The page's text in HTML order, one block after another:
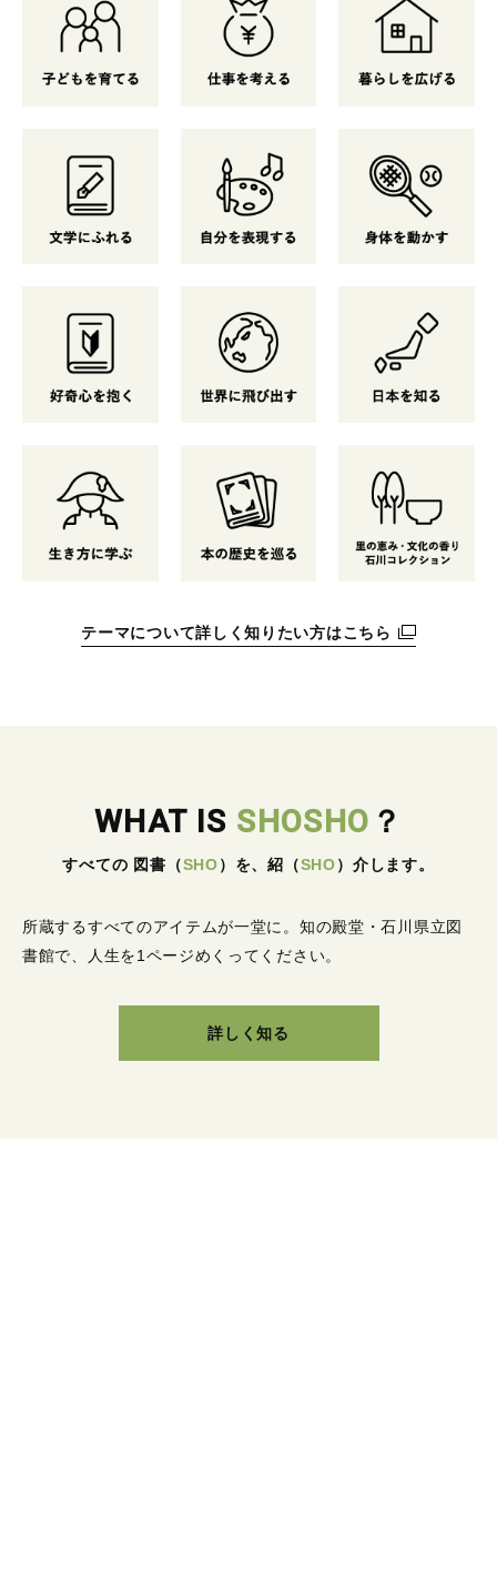
テーマについて詳しく知りたい方はこちら
WHAT IS SHOSHO ？
すべての 図書 （SHO） を、紹 （SHO） 介します。
所蔵するすべてのアイテムが一堂に。 知の殿堂・石川県立図
書館で、人生を1ページめくってください。
詳しく知る